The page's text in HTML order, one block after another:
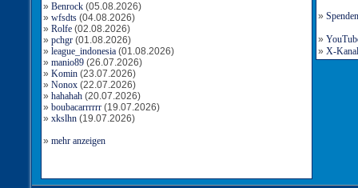
» Benrock (05.08.2026)
» wfsdts (04.08.2026)
» Rolfe (02.08.2026)
» pchgr (01.08.2026)
» league_indonesia (01.08.2026)
» manio89 (26.07.2026)
» Komin (23.07.2026)
» Nonox (22.07.2026)
» hahahah (20.07.2026)
» boubacarrrrrr (19.07.2026)
» xkslhn (19.07.2026)
» mehr anzeigen
» Spenden
»
» X-